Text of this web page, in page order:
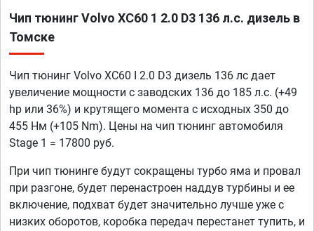
Чип тюнинг Volvo XC60 1 2.0 D3 136 л.с. дизель в
Томске
Чип тюнинг Volvo XC60 I 2.0 D3 дизель 136 лс дает
увеличение мощности с заводских 136 до 185 л.с. (+49
hp или 36%) и крутящего момента с исходных 350 до
455 Нм (+105 Nm). Цены на чип тюнинг автомобиля
Stage 1 = 17800 руб.
При чип тюнинге будут сокращены турбо яма и провал
при разгоне, будет перенастроен наддув турбины и ее
включение, подхват будет значительно лучше уже с
низких оборотов, коробка передач перестанет тупить, и